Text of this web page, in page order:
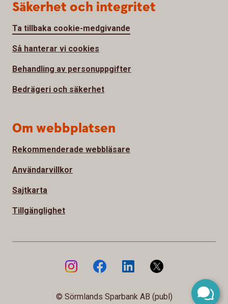
Säkerhet och integritet
Ta tillbaka cookie-medgivande
Så hanterar vi cookies
Behandling av personuppgifter
Bedrägeri och säkerhet
Om webbplatsen
Rekommenderade webbläsare
Användarvillkor
Sajtkarta
Tillgänglighet
© Sörmlands Sparbank AB (publ)